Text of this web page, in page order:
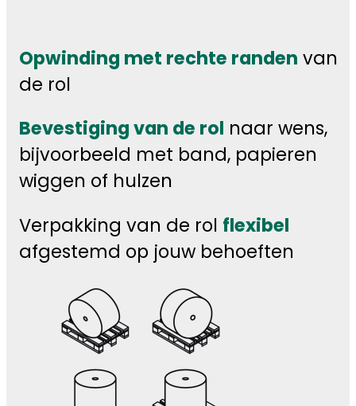
Opwinding met rechte randen van
de rol
Bevestiging van de rol naar wens,
bijvoorbeeld met band, papieren
wiggen of hulzen
Verpakking van de rol flexibel
afgestemd op jouw behoeften